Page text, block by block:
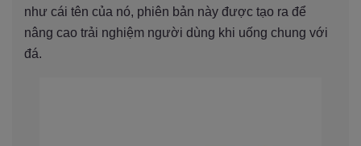
như cái tên của nó, phiên bản này được tạo ra để
nâng cao trải nghiệm người dùng khi uống chung với
đá.